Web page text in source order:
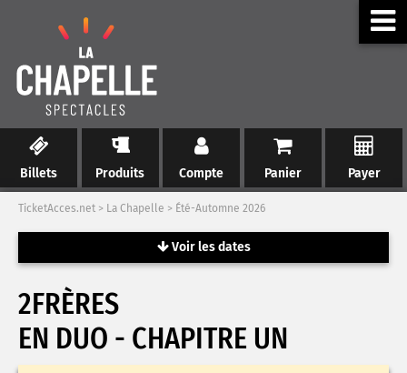
Billets Produits Compte Panier Payer
TicketAcces.net > La Chapelle > Été-Automne 2026
Voir les dates
2FRÈRES
EN DUO - CHAPITRE UN